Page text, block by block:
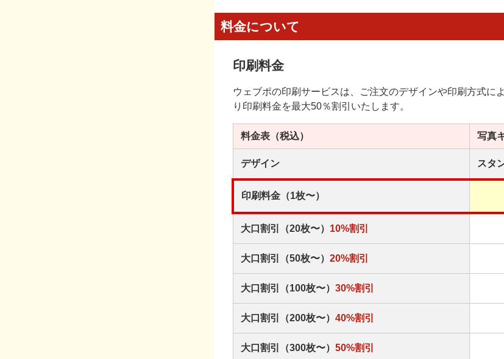
料金について
印刷料金
ウェブポの印刷サービスは、ご注文のデザインや印刷方式に
り印刷料金を最大50％割引いたします。
料金表 （税込） 写真
デザイン スタ
印刷料金（1枚〜）
大口割引（20枚〜） 10%割引
大口割引（50枚〜） 20%割引
大口割引（100枚〜） 30%割引
大口割引（200枚〜） 40%割引
大口割引（300枚〜） 50%割引